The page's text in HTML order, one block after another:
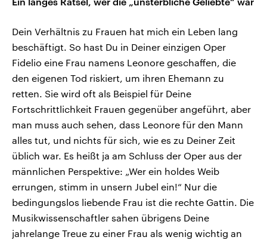
Dein Verhältnis zu Frauen hat mich ein Leben lang
beschäftigt. So hast Du in Deiner einzigen Oper
Fidelio eine Frau namens Leonore geschaffen, die
den eigenen Tod riskiert, um ihren Ehemann zu
retten. Sie wird oft als Beispiel für Deine
Fortschrittlichkeit Frauen gegenüber angeführt, aber
man muss auch sehen, dass Leonore für den Mann
alles tut, und nichts für sich, wie es zu Deiner Zeit
üblich war. Es heißt ja am Schluss der Oper aus der
männlichen Perspektive: „Wer ein holdes Weib
errungen, stimm in unsern Jubel ein!“ Nur die
bedingungslos liebende Frau ist die rechte Gattin. Die
Musikwissenschaftler sahen übrigens Deine
jahrelange Treue zu einer Frau als wenig wichtig an